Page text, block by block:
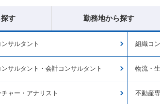
す 勤務地から探す
サルタント 組織コ
ンサルタント・会計コンサルタント 物流・
チャー・アナリスト 不動産